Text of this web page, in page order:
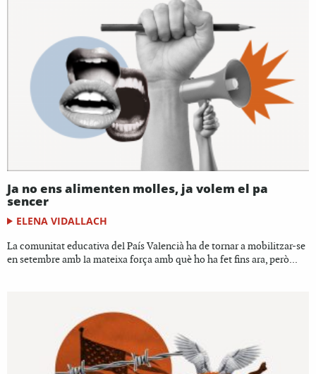
Ja no ens alimenten molles, ja volem el pa
sencer
ELENA VIDALLACH
La comunitat educativa del País Valencià ha de tornar a mobilitzar-se
en setembre amb la mateixa força amb què ho ha fet fins ara, però...